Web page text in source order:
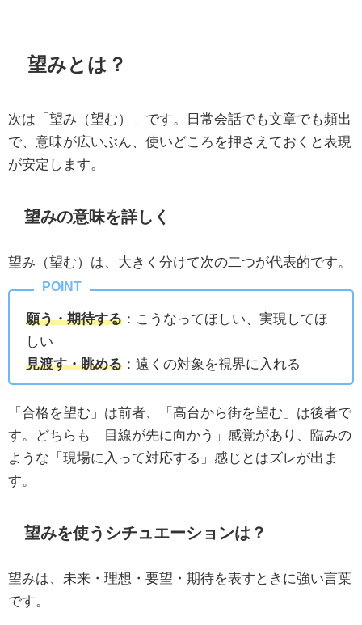
望みとは？
次は「望み（望む）」です。日常会話でも文章でも頻出
で、意味が広いぶん、使いどころを押さえておくと表現
が安定します。
望みの意味を詳しく
望み（望む）は、大きく分けて次の二つが代表的です。
願う・期待する ：こうなってほしい、実現してほ
しい
見渡す・眺める ：遠くの対象を視界に入れる
「合格を望む」は前者、「高台から街を望む」は後者で
す。どちらも「目線が先に向かう」感覚があり、臨みの
ような「現場に入って対応する」感じとはズレが出ま
す。
望みを使うシチュエーションは？
望みは、未来・理想・要望・期待を表すときに強い言葉
です。